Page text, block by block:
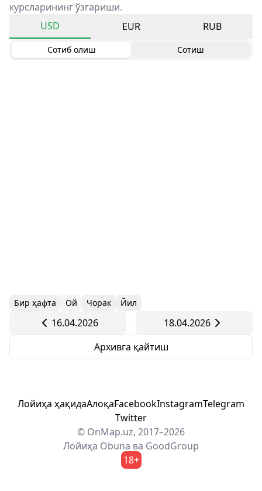
курсларининг ўзгариши.
USD
EUR RUB
Сотиб олиш Сотиш
Бир ҳафта Ой Чорак Йил
16.04.2026
18.04.2026
Архивга қайтиш
Лойиҳа ҳақидаАлоқаFacebookInstagramTelegram
Twitter
© OnMap.uz, 2017–2026
Лойиҳа Obuna ва GoodGroup
18+